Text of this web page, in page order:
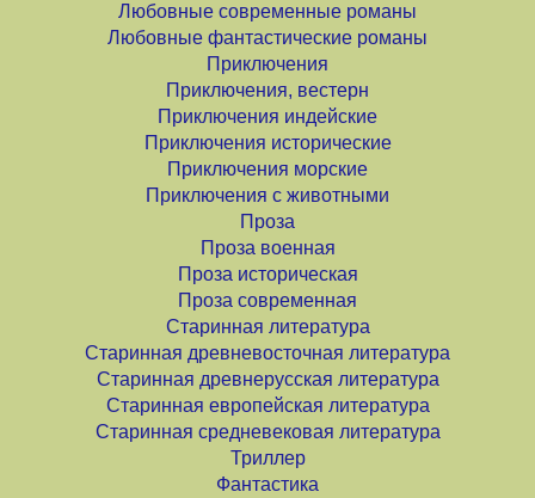
Любовные современные романы
Любовные фантастические романы
Приключения
Приключения, вестерн
Приключения индейские
Приключения исторические
Приключения морские
Приключения с животными
Проза
Проза военная
Проза историческая
Проза современная
Старинная литература
Старинная древневосточная литература
Старинная древнерусская литература
Старинная европейская литература
Старинная средневековая литература
Триллер
Фантастика